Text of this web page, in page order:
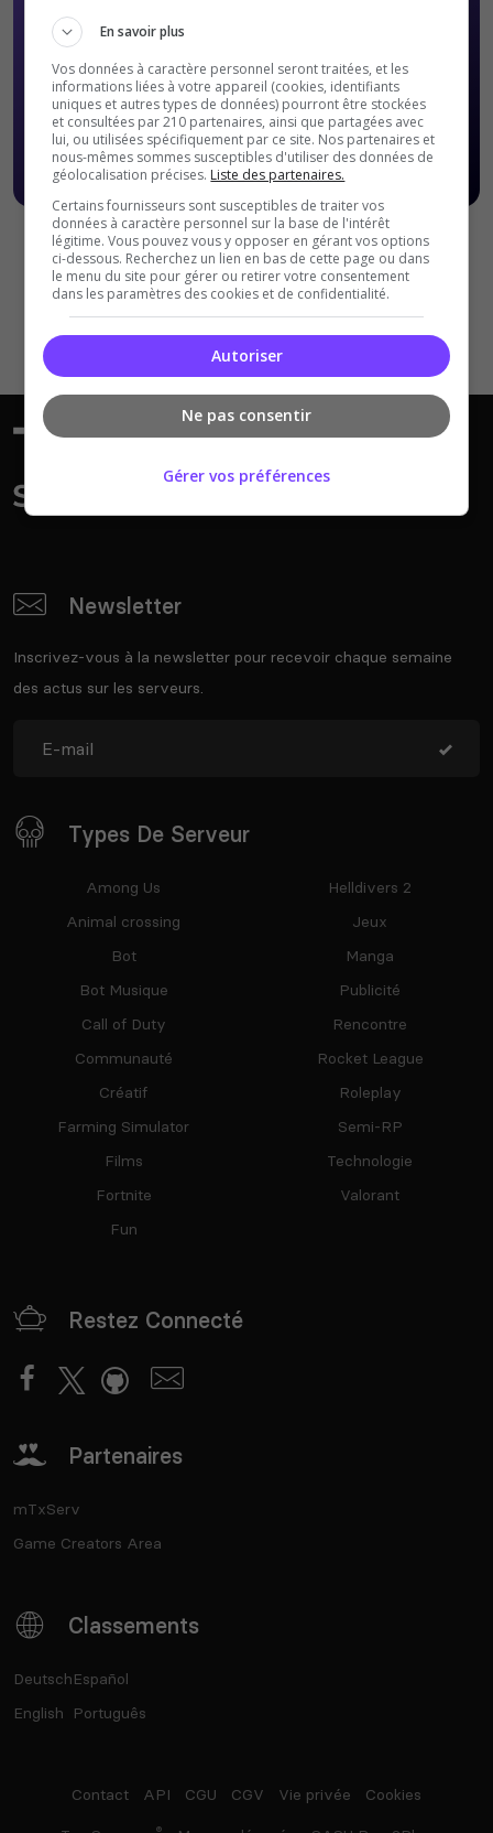
Offres Premiums soumises à nosConditions Générales de
ventes.
Newsletter
Inscrivez-vous à la newsletter pour recevoir chaque semaine
des actus sur les serveurs.
Types De Serveur
Among Us
Animal crossing
Bot
Bot Musique
Call of Duty
Communauté
Créatif
Farming Simulator
Films
Fortnite
Fun
Helldivers 2
Jeux
Manga
Publicité
Rencontre
Rocket League
Roleplay
Semi-RP
Technologie
Valorant
Restez Connecté
Partenaires
mTxServ
Game Creators Area
Classements
Deutsch
English
Español
Português
Contact API CGU CGV Vie privée Cookies
En savoir plus
Vos données à caractère personnel seront traitées, et les
informations liées à votre appareil (cookies, identifiants
uniques et autres types de données) pourront être stockées
et consultées par 210 partenaires, ainsi que partagées avec
lui, ou utilisées spécifiquement par ce site. Nos partenaires et
nous-mêmes sommes susceptibles d'utiliser des données de
géolocalisation précises. Liste des partenaires.
Certains fournisseurs sont susceptibles de traiter vos
données à caractère personnel sur la base de l'intérêt
légitime. Vous pouvez vous y opposer en gérant vos options
ci-dessous. Recherchez un lien en bas de cette page ou dans
le menu du site pour gérer ou retirer votre consentement
dans les paramètres des cookies et de confidentialité.
Autoriser
Ne pas consentir
Gérer vos préférences